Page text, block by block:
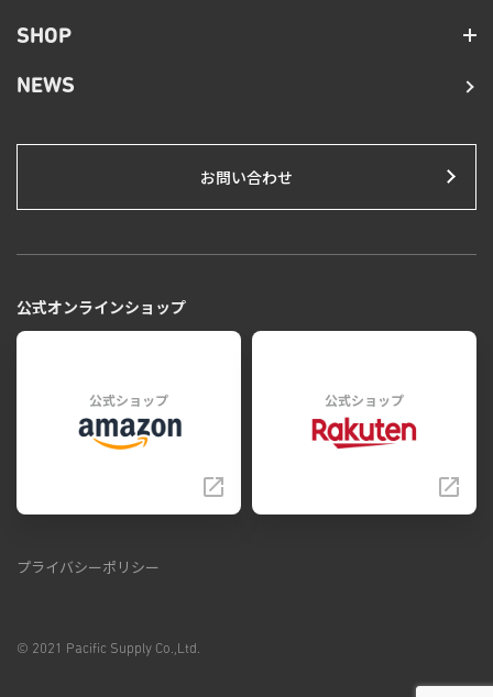
SHOP
NEWS
お問い合わせ
公式オンラインショップ
公式ショップ 公式ショップ
プライバシーポリシー
© 2021 Pacific Supply Co.,Ltd.